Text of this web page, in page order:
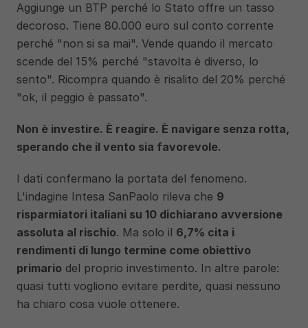
Aggiunge un BTP perché lo Stato offre un tasso
decoroso. Tiene 80.000 euro sul conto corrente
perché "non si sa mai". Vende quando il mercato
scende del 15% perché "stavolta è diverso, lo
sento". Ricompra quando è risalito del 20% perché
"ok, il peggio è passato".
Non è investire. È reagire. È navigare senza rotta,
sperando che il vento sia favorevole.
I dati confermano la portata del fenomeno.
L'indagine Intesa SanPaolo rileva che 9
risparmiatori italiani su 10 dichiarano avversione
assoluta al rischio. Ma solo il 6,7% cita i
rendimenti di lungo termine come obiettivo
primario del proprio investimento. In altre parole:
quasi tutti vogliono evitare perdite, quasi nessuno
ha chiaro cosa vuole ottenere.